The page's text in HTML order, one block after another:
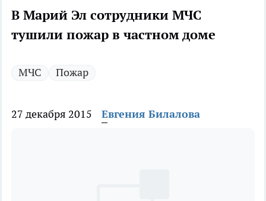
В Марий Эл сотрудники МЧС
тушили пожар в частном доме
МЧС Пожар
27 декабря 2015 Евгения Билалова